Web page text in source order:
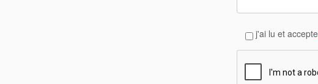
j'ai lu et accepte